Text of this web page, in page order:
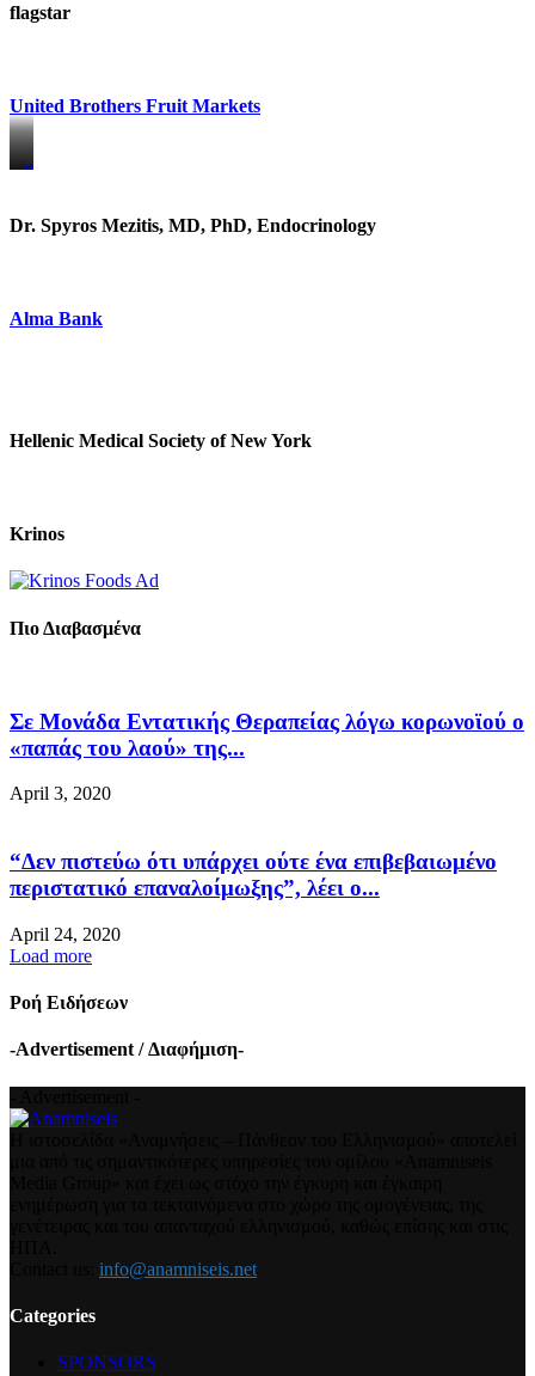
flagstar
United Brothers Fruit Markets
https://www.unitedbrothersfruitmarkets.com/
https://www.unitedbrothersfruitmarkets.com/
Dr. Spyros Mezitis, MD, PhD, Endocrinology
Alma Bank
Hellenic Medical Society of New York
Krinos
Πιο Διαβασμένα
Σε Μονάδα Εντατικής Θεραπείας λόγω κορωνοϊού ο
«παπάς του λαού» της...
April 3, 2020
“Δεν πιστεύω ότι υπάρχει ούτε ένα επιβεβαιωμένο
περιστατικό επαναλοίμωξης”, λέει ο...
April 24, 2020
Load more
Ροή Ειδήσεων
-Advertisement / Διαφήμιση-
info@anamniseis.net
Categories
SPONSORS